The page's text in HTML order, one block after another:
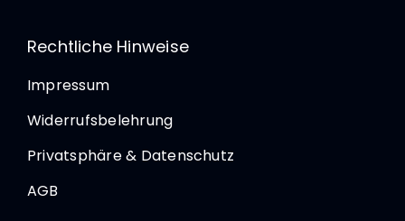
Rechtliche Hinweise
Impressum
Widerrufsbelehrung
Privatsphäre & Datenschutz
AGB